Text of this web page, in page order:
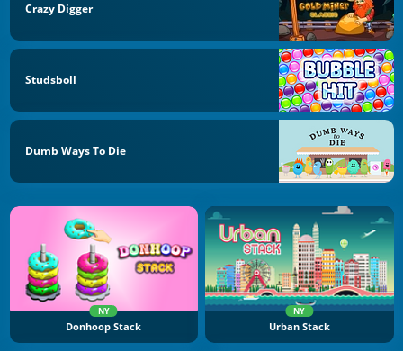
Crazy Digger
Studsboll
Dumb Ways To Die
NY
Donhoop Stack
NY
Urban Stack